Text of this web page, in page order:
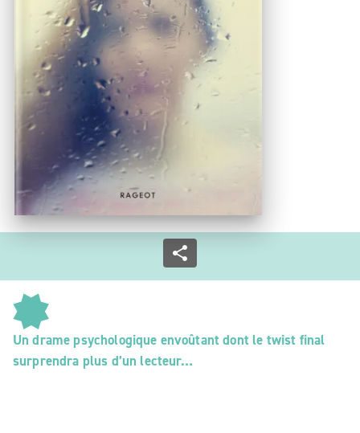
Un drame psychologique envoûtant dont le twist final
surprendra plus d’un lecteur…